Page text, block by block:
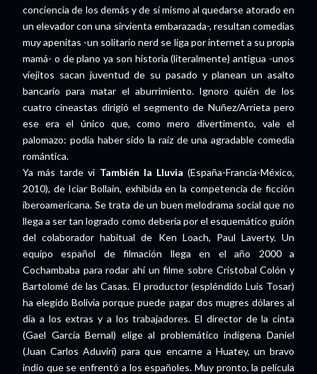
conciencia de los demás y de sí mismo al quedarse atorado en
un elevador con una sirvienta embarazada-, resultan comedias
muy apenitas -un solitario nerd se liga por internet a su propia
mamá- o de plano ya son historia (literalmente) antigua -unos
viejitos sacan juventud de su pasado y planean un asalto
bancario para matar el aburrimiento. Ignoro quién de los
cuatro cineastas dirigió el segmento de Nuñez/Arrieta pero
ese era el único que, como mero divertimento, vale el
palomazo: podía haber sido la raíz de una agradable comedia
romántica.
Ya más tarde vi También la Lluvia (España-Francia-México,
2010), de Iciar Bollaín, exhibida en la competencia de ficción
iberoamericana. Se trata de un buen melodrama social que no
llega a ser tan logrado como debería por el esquemático guión
del colaborador habitual de Ken Loach, Paul Laverty. Un
equipo español de filmación llega en el año 2000 a
Cochambaba para rodar ahí un filme sobre Cristobal Colón y
Bartolomé de las Casas. El productor (espléndido Luis Tosar)
ha elegido Bolivia porque puede pagar dos mugres dólares al
día a los extras y a los trabajadores. El director de la cinta
(Gael García Bernal) elige al problemático indígena Daniel
(Juan Carlos Aduviri) para que encarne a Huatey, un bravo
indio que se enfrentó a los españoles. Muy pronto, la película